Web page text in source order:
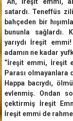
satardı. Teneffüs
bahçeden bir
bununla sağlardı.
yarıydı İreşit
adamın ne kadar
“İreşit emmi, İreşit
Parası olmayanlara
Happa bacıydı,
evlenmiş. Ondan
çektirmiş İreşit
İreşit emmi de